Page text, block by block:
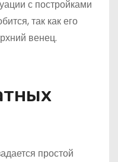
с постройками
так как его
венец.
простой